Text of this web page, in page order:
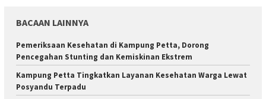
BACAAN LAINNYA
Pemeriksaan Kesehatan di Kampung Petta, Dorong
Pencegahan Stunting dan Kemiskinan Ekstrem
Kampung Petta Tingkatkan Layanan Kesehatan Warga Lewat
Posyandu Terpadu